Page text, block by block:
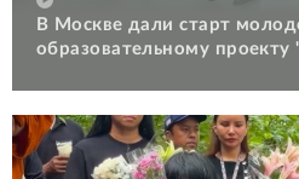
В Москве дали старт
образовательному